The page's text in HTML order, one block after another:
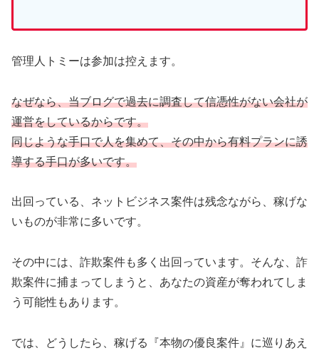
管理人トミーは参加は控えます。
なぜなら、当ブログで過去に調査して信憑性がない会社が
運営をしているからです。
同じような手口で人を集めて、その中から有料プランに誘
導する手口が多いです。
出回っている、ネットビジネス案件は残念ながら、稼げな
いものが非常に多いです。
その中には、詐欺案件も多く出回っています。そんな、詐
欺案件に捕まってしまうと、あなたの資産が奪われてしま
う可能性もあります。
では、どうしたら、稼げる『本物の優良案件』に巡りあえ